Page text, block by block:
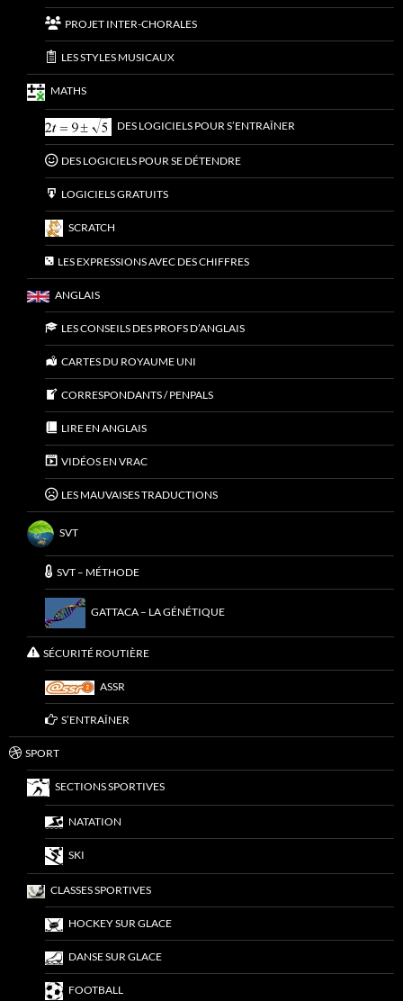
PROJET INTER-CHORALES
LES STYLES MUSICAUX
MATHS
DES LOGICIELS POUR S’ENTRAÎNER
DES LOGICIELS POUR SE DÉTENDRE
LOGICIELS GRATUITS
SCRATCH
LES EXPRESSIONS AVEC DES CHIFFRES
ANGLAIS
LES CONSEILS DES PROFS D’ANGLAIS
CARTES DU ROYAUME UNI
CORRESPONDANTS / PENPALS
LIRE EN ANGLAIS
VIDÉOS EN VRAC
LES MAUVAISES TRADUCTIONS
SVT
SVT – MÉTHODE
GATTACA – LA GÉNÉTIQUE
SÉCURITÉ ROUTIÈRE
ASSR
S’ENTRAÎNER
SPORT
SECTIONS SPORTIVES
NATATION
SKI
CLASSES SPORTIVES
HOCKEY SUR GLACE
DANSE SUR GLACE
FOOTBALL